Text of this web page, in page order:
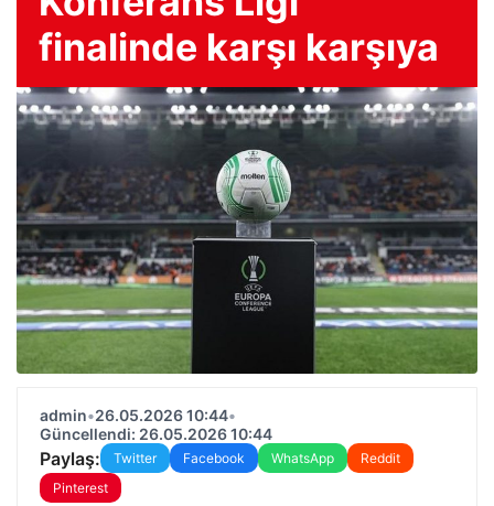
finalinde karşı karşıya
admin•26.05.2026 10:44•
Güncellendi: 26.05.2026 10:44
Paylaş: Twitter Facebook WhatsApp
Reddit
Pinterest